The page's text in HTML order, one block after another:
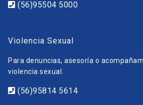
(56)95504 5000
Violencia Sexual
Para denuncias, asesoría o
violencia sexual.
(56)95814 5614